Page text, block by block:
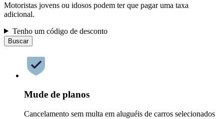
Motoristas jovens ou idosos podem ter que pagar uma taxa
adicional.
Tenho um código de desconto
Buscar
Mude de planos
Cancelamento sem multa em aluguéis de carros selecionados